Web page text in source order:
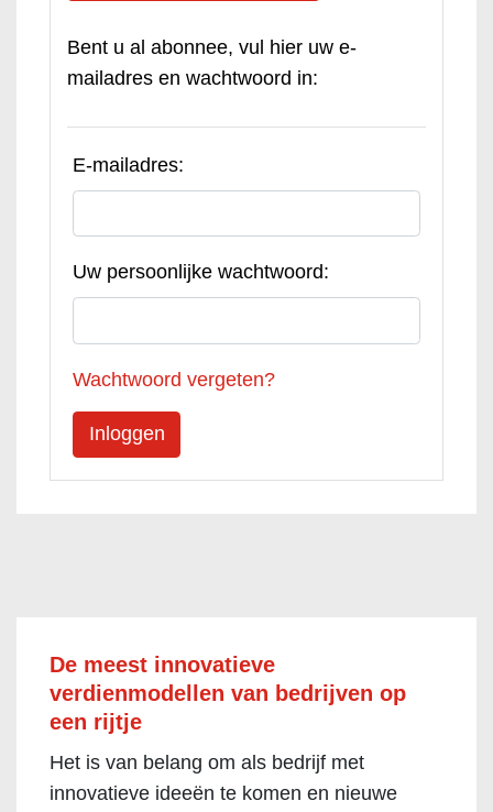
Bent u al abonnee, vul hier uw e-
mailadres en wachtwoord in:
E-mailadres:
Uw persoonlijke wachtwoord:
Wachtwoord vergeten?
De meest innovatieve
verdienmodellen van bedrijven op
een rijtje
Het is van belang om als bedrijf met
innovatieve ideeën te komen en nieuwe